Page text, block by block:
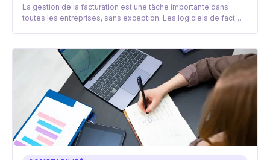
La gestion de la facturation est une tâche importante dans
toutes les entreprises, sans exception. Les logiciels de fact…